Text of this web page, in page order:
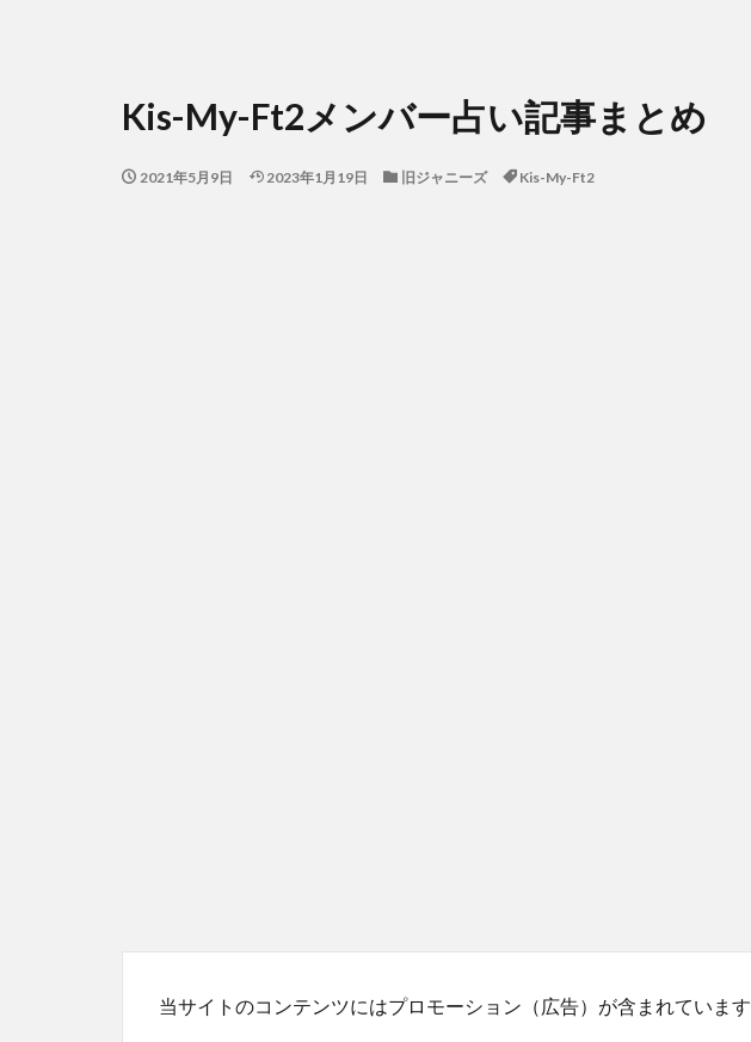
Kis-My-Ft2メンバー占い記事まとめ
2021年5月9日 2023年1月19日 旧ジャニーズ Kis-My-Ft2
当サイトのコンテンツにはプロモーション（広告）が含まれています